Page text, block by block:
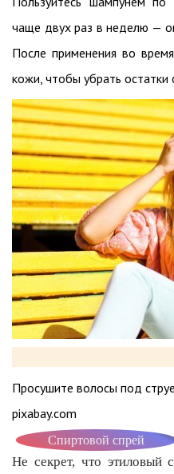
чаще двух раз в неделю —
После применения во
кожи, чтобы убрать остатки
Просушите волосы под
pixabay.com
Спиртовой спрей
Не секрет, что этиловый